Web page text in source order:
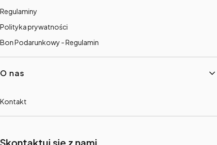
Regulaminy
Polityka prywatności
Bon Podarunkowy - Regulamin
O nas
Kontakt
Skontaktuj się z nami